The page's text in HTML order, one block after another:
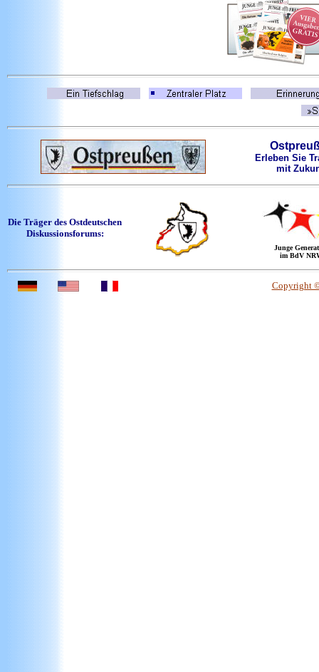
Erleben Sie
mit
Die Träger des Ostdeutschen
Diskussionsforums:
Junge
im BdV
Copyright